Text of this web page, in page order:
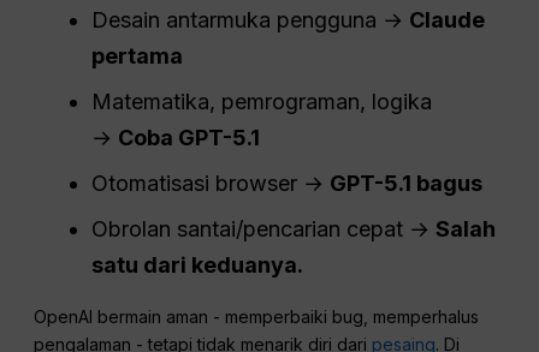
Desain antarmuka pengguna → Claude
pertama
Matematika, pemrograman, logika
→ Coba GPT-5.1
Otomatisasi browser → GPT-5.1 bagus
Obrolan santai/pencarian cepat →Salah
satu dari keduanya.
OpenAI bermain aman - memperbaiki bug, memperhalus
pengalaman - tetapi tidak menarik diri dari pesaing. Di